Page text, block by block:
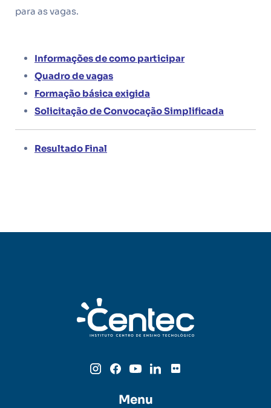
para as vagas.
Informações de como participar
Quadro de vagas
Formação básica exigida
Solicitação de Convocação Simplificada
Resultado Final
Menu